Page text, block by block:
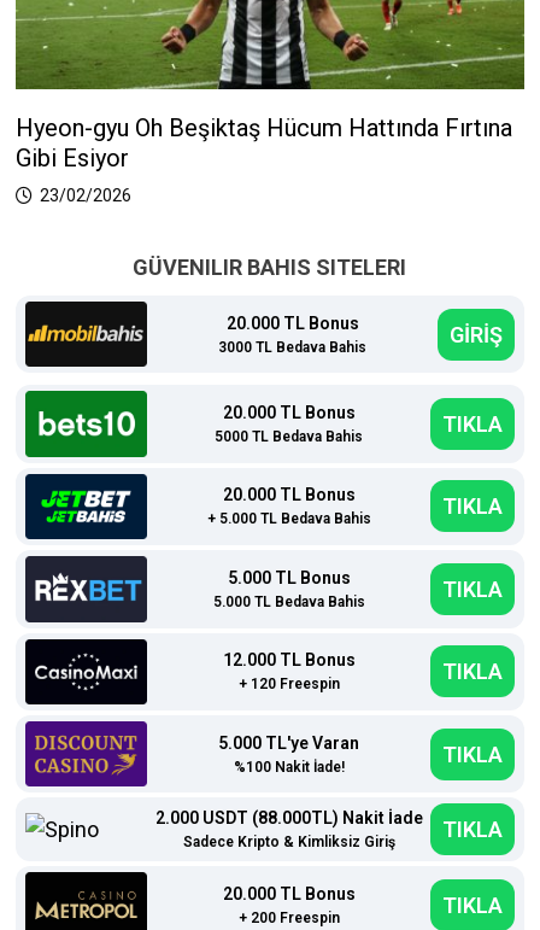
Hyeon-gyu Oh Beşiktaş Hücum Hattında Fırtına
Gibi Esiyor
23/02/2026
GÜVENILIR BAHIS SITELERI
20.000 TL Bonus
3000 TL Bedava Bahis GİRİŞ
20.000 TL Bonus
5000 TL Bedava Bahis TIKLA
20.000 TL Bonus
+ 5.000 TL Bedava Bahis TIKLA
5.000 TL Bonus
5.000 TL Bedava Bahis TIKLA
12.000 TL Bonus
+ 120 Freespin TIKLA
5.000 TL'ye Varan
%100 Nakit İade! TIKLA
2.000 USDT (88.000TL) Nakit İade
Sadece Kripto & Kimliksiz Giriş TIKLA
20.000 TL Bonus
+ 200 Freespin TIKLA